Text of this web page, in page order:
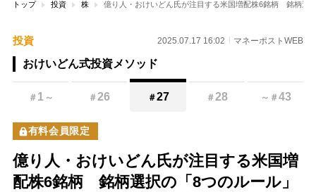
トップ 投資 株 億り人・おけいどん氏が注目する米国増配株6銘柄 銘柄選
投資 2025.07.17 16:02 マネーポストWEB
おけいどん式投資メソッド
＃ 1 ～ ＃26 ＃27 ＃28 ～ ＃43
有料会員限定
億り人・おけいどん氏が注目する米国増
配株6銘柄 銘柄選択の「8つのルール」